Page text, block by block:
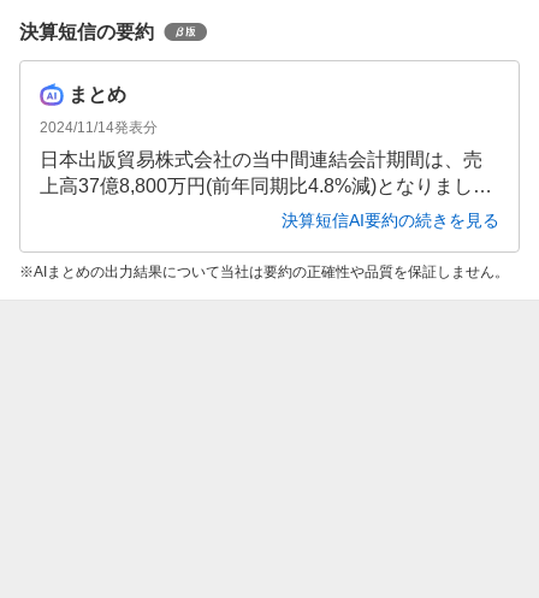
決算短信の要約
まとめ
2024/11/14発表分
日本出版貿易株式会社の当中間連結会計期間は、売
上高37億8,800万円(前年同期比4.8%減)となりました
が、営業利益2億800万円(同31.6%増)、経常利益1億
物・雑貨輸出事業や海外子会社事業が好調だった一
決算短信AI要約の続きを見る
AIまとめの出力結果について当社は要約の正確性や品質を保証しません。